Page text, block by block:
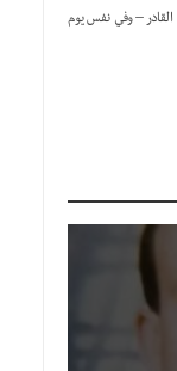
– وفي نفس يوم